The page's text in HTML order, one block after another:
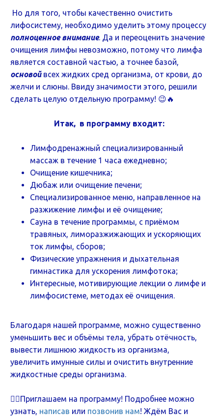
Но для того, чтобы качественно очистить
лифосистему, необходимо уделить этому процессу
полноценное внимание. Да и переоценить значение
очищения лимфы невозможно, потому что лимфа
является составной частью, а точнее базой,
основойвсех жидких сред организма, от крови, до
желчи и слюны. Ввиду значимости этого, решили
сделать целую отдельную программу! 😉🔥
Итак, в программу входит:
Лимфодренажный специализированный
массаж в течение 1 часа ежедневно;
Очищение кишечника;
Дюбаж или очищение печени;
Специализированное меню, направленное на
разжижение лимфы и её очищение;
Сауна в течение программы, с приёмом
травяных, лиморазжижающих и ускоряющих
ток лимфы, сборов;
Физические упражнения и дыхательная
гимнастика для ускорения лимфотока;
Интересные, мотивирующие лекции о лимфе и
лимфосистеме, методах её очищения.
Благодаря нашей программе, можно существенно
уменьшить вес и объёмы тела, убрать отёчность,
вывести лишнюю жидкость из организма,
увеличить имунные силы и очистить внутренние
жидкостные среды организма.
👉🏻Приглашаем на программу! Подробнее можно
узнать, написав или позвонив нам! Ждём Вас и